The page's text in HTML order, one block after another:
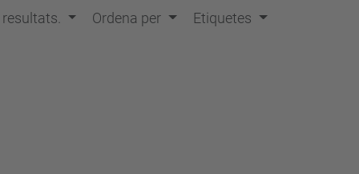
Ordena per Etiquetes